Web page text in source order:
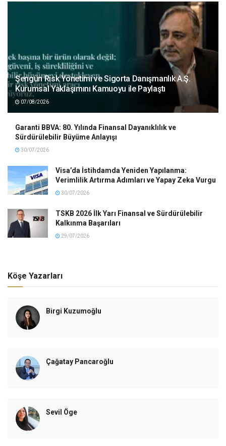
Şengün Risk Yönetimi ve Sigorta Danışmanlık A.Ş.
Kurumsal Yaklaşımını Kamuoyu ile Paylaştı
07/08/2026
Garanti BBVA: 80. Yılında Finansal Dayanıklılık ve
Sürdürülebilir Büyüme Anlayışı
30/07/2026
Visa’da İstihdamda Yeniden Yapılanma:
Verimlilik Artırma Adımları ve Yapay Zeka Vurgu
30/07/2026
TSKB 2026 İlk Yarı Finansal ve Sürdürülebilir
Kalkınma Başarıları
29/07/2026
Köşe Yazarları
Birgi Kuzumoğlu
Çağatay Pancaroğlu
Sevil Öge